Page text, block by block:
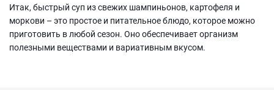
Итак, быстрый суп из свежих шампиньонов, картофеля и
моркови – это простое и питательное блюдо, которое можно
приготовить в любой сезон. Оно обеспечивает организм
полезными веществами и вариативным вкусом.